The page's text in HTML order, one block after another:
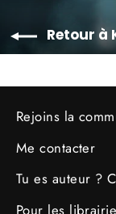
Retour à
Rejoins la
Me contacter
Tu es auteur ?
Pour les